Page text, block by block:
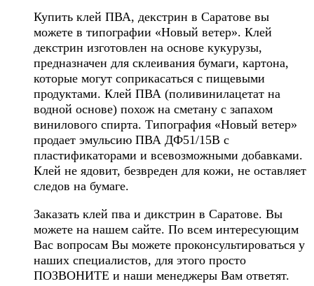
Купить клей ПВА, декстрин в Саратове вы
можете в типографии «Новый ветер». Клей
декстрин изготовлен на основе кукурузы,
предназначен для склеивания бумаги, картона,
которые могут соприкасаться с пищевыми
продуктами. Клей ПВА (поливинилацетат на
водной основе) похож на сметану с запахом
винилового спирта. Типография «Новый ветер»
продает эмульсию ПВА ДФ51/15В с
пластификаторами и всевозможными добавками.
Клей не ядовит, безвреден для кожи, не оставляет
следов на бумаге.
Заказать клей пва и дикстрин в Саратове. Вы
можете на нашем сайте. По всем интересующим
Вас вопросам Вы можете проконсультироваться у
наших специалистов, для этого просто
ПОЗВОНИТЕ и наши менеджеры Вам ответят.